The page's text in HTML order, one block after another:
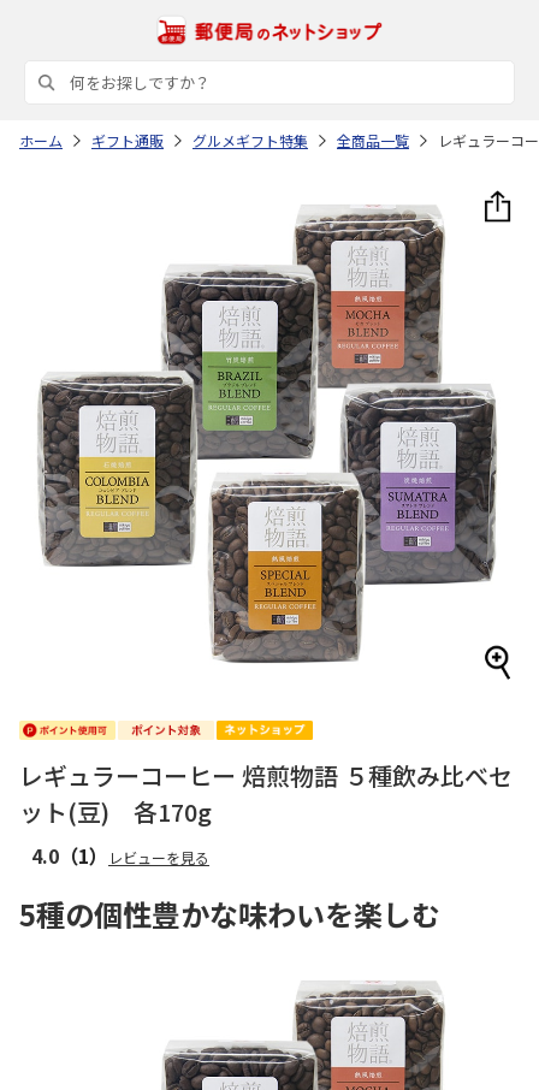
ホーム ギフト通販 グルメギフト特集 全商品一覧 レギュラーコ
レギュラーコーヒー 焙煎物語 ５種飲み比べセ
ット(豆) 各170g
4.0 （1） レビューを見る
5種の個性豊かな味わいを楽しむ